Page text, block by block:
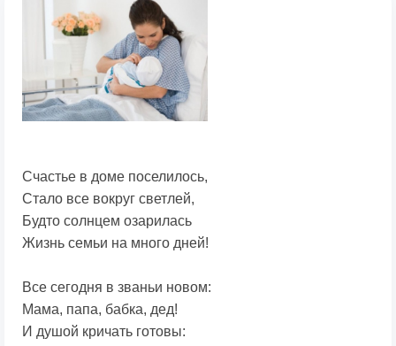
Счастье в доме поселилось,
Стало все вокруг светлей,
Будто солнцем озарилась
Жизнь семьи на много дней!
Все сегодня в званьи новом:
Мама, папа, бабка, дед!
И душой кричать готовы: